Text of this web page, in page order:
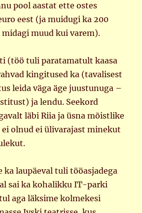
pool aastat ette ostes
eest (ja muidugi ka 200
muud kui varem).
(töö tuli paratamatult kaasa
kingitused ka (tavalisest
leida väga äge juustunuga –
ja lendu. Seekord
läbi Riia ja üsna mõistlike
ei olnud ei ülivarajast minekut
ka laupäeval tuli tööasjadega
sai ka kohalikku IT-parki
aga läksime kolmekesi